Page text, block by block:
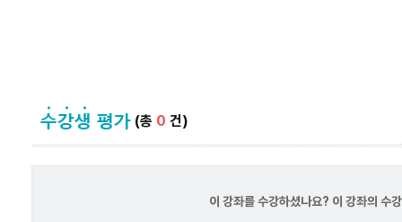
(총 0 건)
이 강좌를 수강하셨나요? 이 강좌의 수